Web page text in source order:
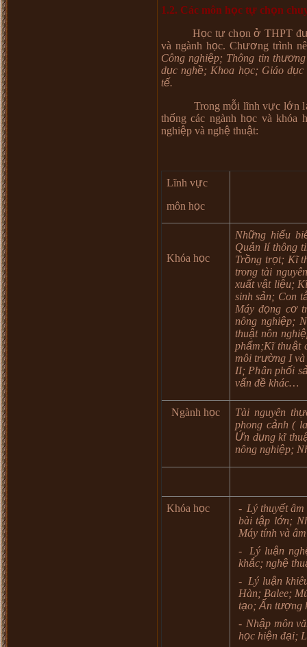
1.2. Các môn học tựchọn
Học tựchọnở THPT đ
và ngành học. Chương trình nê
Công nghiệp; Thông tin thươ
dục nghề; Khoa học; Giáo dục
tế.
Trong mỗi lĩnh vực lớn l
thống các ngành học và khóa h
nghiệp và nghệ thuật:
Lĩnh vực
môn học
Khóa học
Những hiểu bi
Quản líthông
Trồng trọt; Kĩ
trong tài nguyê
xuất vật liệu; Kĩ
sinh sản; Con t
Máyđọng cơ
nông nghiệp; N
thuật nôn nghiệ
phẩm;Kĩthuật
môi trường I
II; Phân phối s
vấn đềkhác…
Ngành học Tài nguyên thự
phong cảnh (
Ứn dụng kĩthu
nông nghiệp;
Khóa học - Lý thuyếtâm
bài tập lớn;
Máy tính và â
-
Lý luận ngh
khắc; nghệthu
-
Lý luận khiê
Hàn; Balee; M
tạo; Ấn tượng
- Nhập môn vă
học hiện đại; L